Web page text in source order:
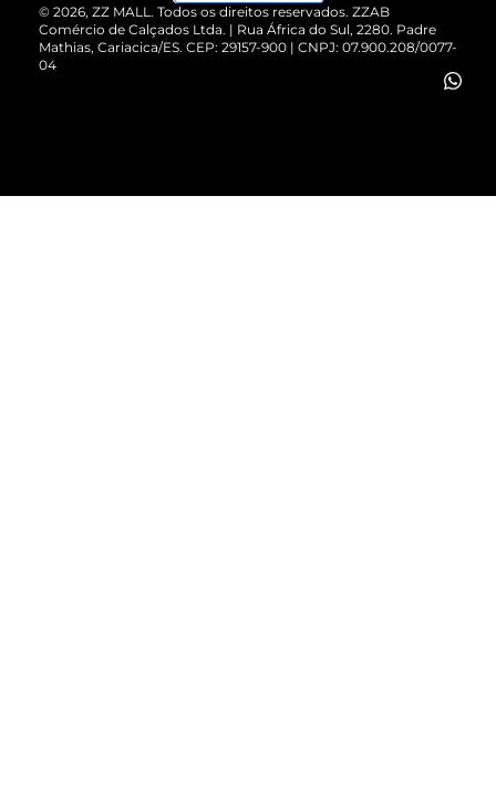
Cartão Presente
Vendas Corporativas
© 2026, ZZ MALL. Todos os direitos reservados. ZZAB
Comércio de Calçados Ltda. | Rua África do Sul, 2280. Padre
Mathias, Cariacica/ES. CEP: 29157-900 | CNPJ: 07.900.208/0077-
04